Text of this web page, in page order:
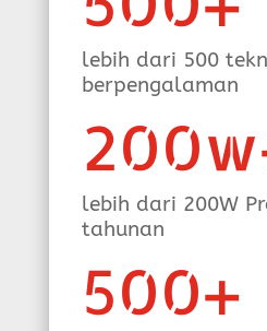
lebih dari 500
berpengalaman
lebih dari 200W
tahunan
500+